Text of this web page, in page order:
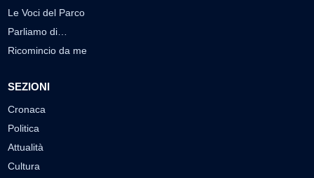
Le Voci del Parco
Parliamo di…
Ricomincio da me
SEZIONI
Cronaca
Politica
Attualità
Cultura